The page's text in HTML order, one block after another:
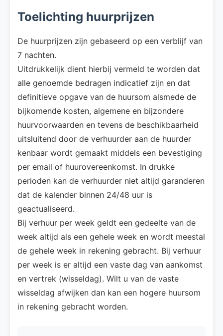
Toelichting huurprijzen
De huurprijzen zijn gebaseerd op een verblijf van
7 nachten.
Uitdrukkelijk dient hierbij vermeld te worden dat
alle genoemde bedragen indicatief zijn en dat
definitieve opgave van de huursom alsmede de
bijkomende kosten, algemene en bijzondere
huurvoorwaarden en tevens de beschikbaarheid
uitsluitend door de verhuurder aan de huurder
kenbaar wordt gemaakt middels een bevestiging
per email of huurovereenkomst. In drukke
perioden kan de verhuurder niet altijd garanderen
dat de kalender binnen 24/48 uur is
geactualiseerd.
Bij verhuur per week geldt een gedeelte van de
week altijd als een gehele week en wordt meestal
de gehele week in rekening gebracht. Bij verhuur
per week is er altijd een vaste dag van aankomst
en vertrek (wisseldag). Wilt u van de vaste
wisseldag afwijken dan kan een hogere huursom
in rekening gebracht worden.